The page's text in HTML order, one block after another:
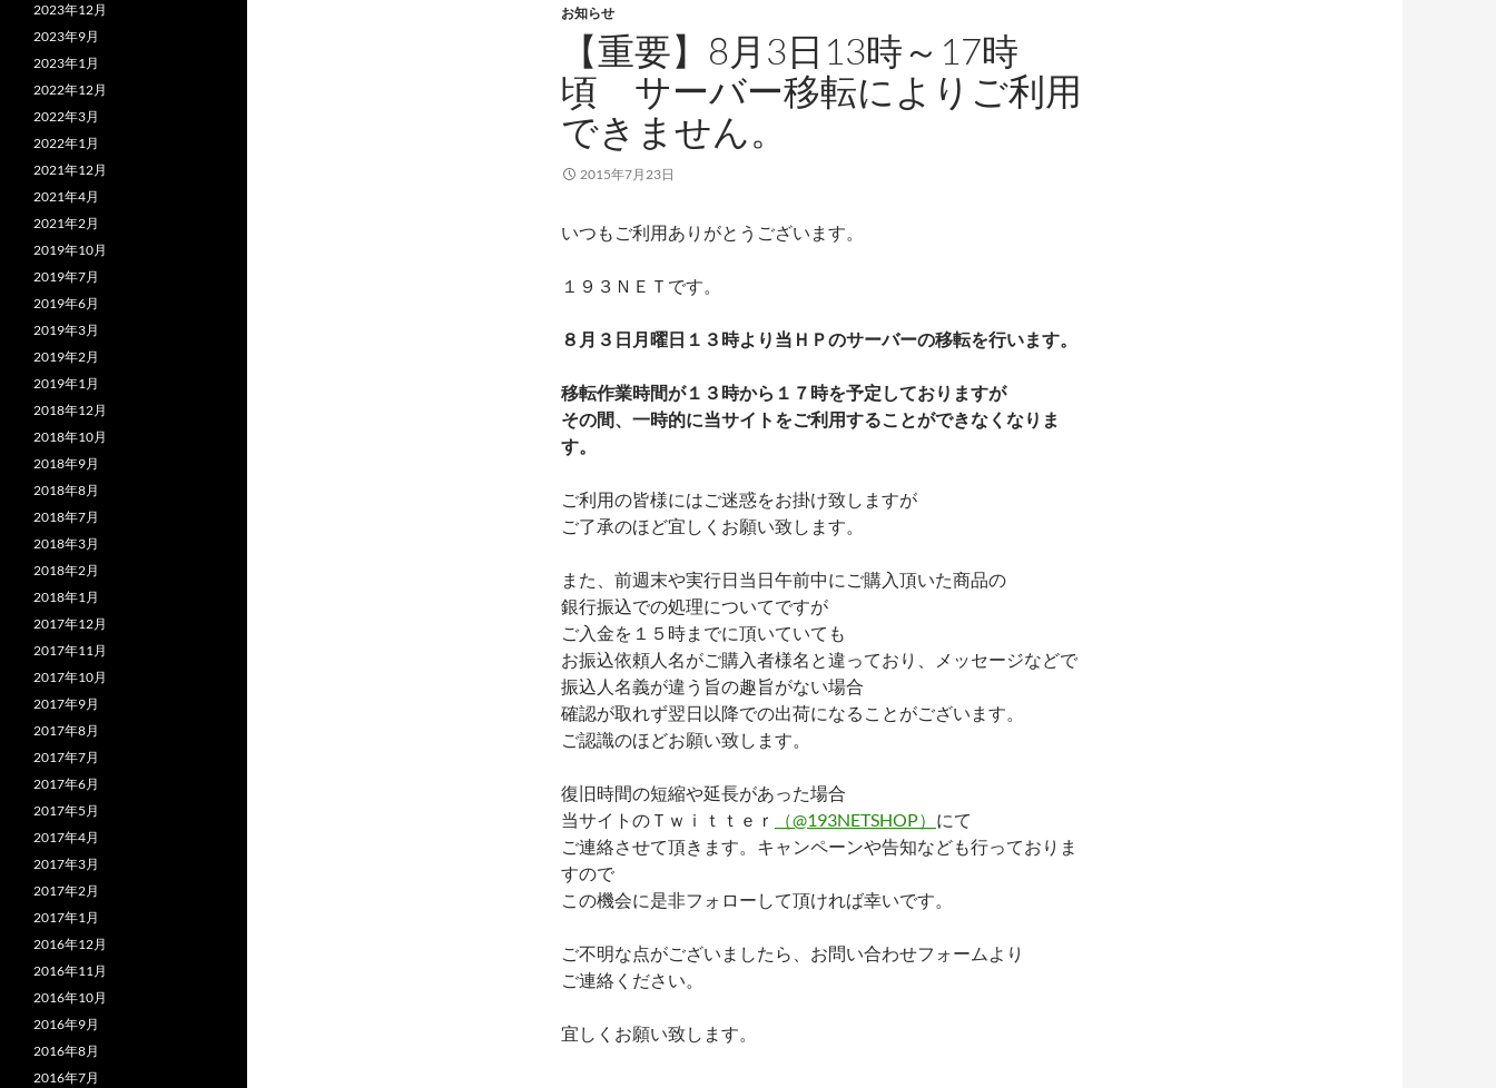
お知らせ
【重要】8月3日13時～17時
頃 サーバー移転によりご利用
できません。
2015年7月23日
いつもご利用ありがとうございます。
１９３ＮＥＴです。
８月３日月曜日１３時より当ＨＰのサーバーの移転を行います。
移転作業時間が１３時から１７時を予定しておりますが
その間、一時的に当サイトをご利用することができなくなりま
す。
ご利用の皆様にはご迷惑をお掛け致しますが
ご了承のほど宜しくお願い致します。
また、前週末や実行日当日午前中にご購入頂いた商品の
銀行振込での処理についてですが
ご入金を１５時までに頂いていても
お振込依頼人名がご購入者様名と違っており、メッセージなどで
振込人名義が違う旨の趣旨がない場合
確認が取れず翌日以降での出荷になることがございます。
ご認識のほどお願い致します。
復旧時間の短縮や延長があった場合
当サイトのＴｗｉｔｔｅｒ
（@193NETSHOP） にて
ご連絡させて頂きます。キャンペーンや告知なども行っておりま
すので
この機会に是非フォローして頂ければ幸いです。
ご不明な点がございましたら、お問い合わせフォームより
ご連絡ください。
宜しくお願い致します。
2023年12月
2023年9月
2023年1月
2022年12月
2022年3月
2022年1月
2021年12月
2021年4月
2021年2月
2019年10月
2019年7月
2019年6月
2019年3月
2019年2月
2019年1月
2018年12月
2018年10月
2018年9月
2018年8月
2018年7月
2018年3月
2018年2月
2018年1月
2017年12月
2017年11月
2017年10月
2017年9月
2017年8月
2017年7月
2017年6月
2017年5月
2017年4月
2017年3月
2017年2月
2017年1月
2016年12月
2016年11月
2016年10月
2016年9月
2016年8月
2016年7月